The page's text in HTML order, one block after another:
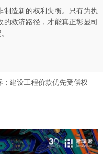
造新的权利失衡。只有为执
救济路径，才能真正彰显司
；建设工程价款优先受偿权